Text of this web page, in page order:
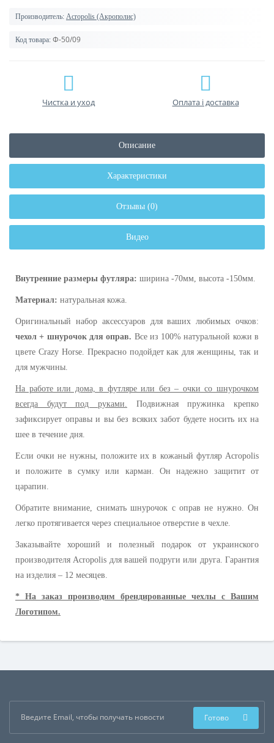
Производитель: Acropolis (Акрополис)
Код товара: Ф-50/09
Чистка и уход Оплата і доставка
Описание
Характеристики
Отзывы (0)
Видео
Внутренние размеры футляра: ширина -70мм, высота -150мм.
Материал: натуральная кожа.
Оригинальный набор аксессуаров для ваших любимых очков:
чехол + шнурочок для оправ. Все из 100% натуральной кожи в
цвете Crazy Horse. Прекрасно подойдет как для женщины, так и
для мужчины.
На работе или дома, в футляре или без – очки со шнурочком
всегда будут под руками. Подвижная пружинка крепко
зафиксирует оправы и вы без всяких забот будете носить их на
шее в течение дня.
Если очки не нужны, положите их в кожаный футляр Acropolis
и положите в сумку или карман. Он надежно защитит от
царапин.
Обратите внимание, снимать шнурочок с оправ не нужно. Он
легко протягивается через специальное отверстие в чехле.
Заказывайте хороший и полезный подарок от украинского
производителя Acropolis для вашей подруги или друга. Гарантия
на изделия – 12 месяцев.
* На заказ производим брендированные чехлы с Вашим
Логотипом.
Готово